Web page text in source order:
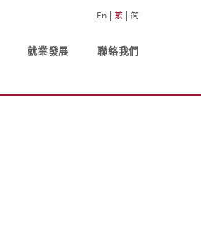
En 繁 简
就業發展 聯絡我們